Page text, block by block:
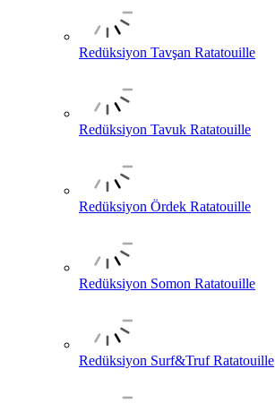
Redüksiyon Tavşan Ratatouille
Redüksiyon Tavuk Ratatouille
Redüksiyon Ördek Ratatouille
Redüksiyon Somon Ratatouille
Redüksiyon Surf&Truf Ratatouille